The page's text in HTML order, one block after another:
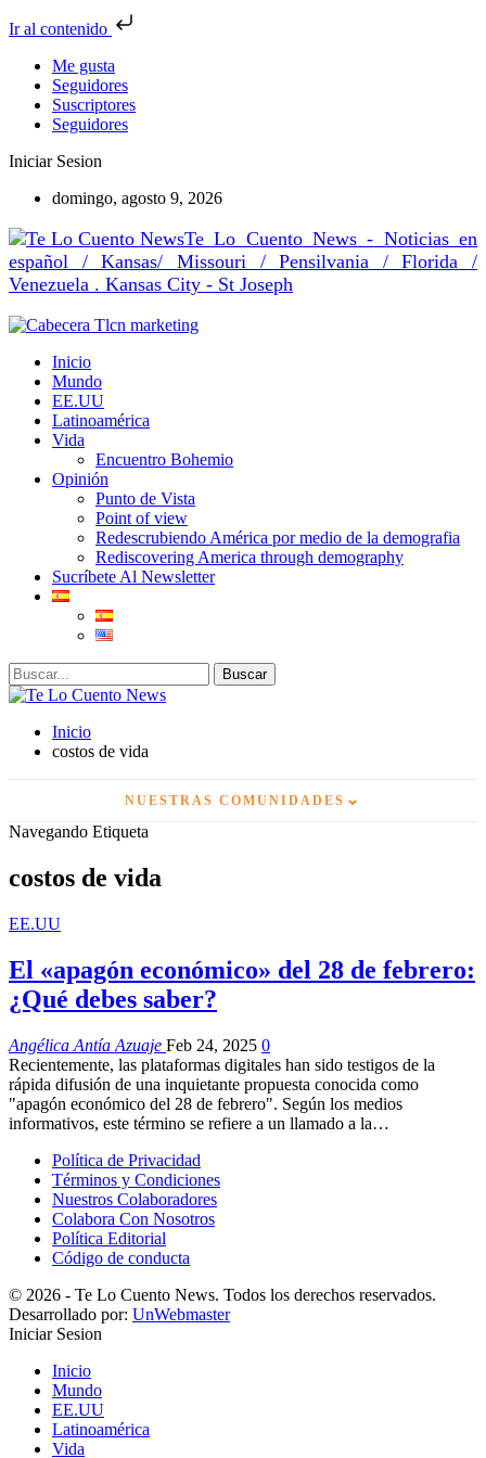
Ir al contenido
Me gusta
Seguidores
Suscriptores
Seguidores
Iniciar Sesion
domingo, agosto 9, 2026
Te Lo Cuento News - Noticias en
español / Kansas/ Missouri / Pensilvania / Florida /
Venezuela . Kansas City - St Joseph
Inicio
Mundo
EE.UU
Latinoamérica
Vida
Encuentro Bohemio
Opinión
Punto de Vista
Point of view
Redescrubiendo América por medio de la demografia
Rediscovering America through demography
Sucríbete Al Newsletter
Inicio
costos de vida
NUESTRAS COMUNIDADES ⌄
Navegando Etiqueta
costos de vida
EE.UU
El «apagón económico» del 28 de febrero:
¿Qué debes saber?
Angélica Antía Azuaje Feb 24, 2025 0
Recientemente, las plataformas digitales han sido testigos de la
rápida difusión de una inquietante propuesta conocida como
"apagón económico del 28 de febrero". Según los medios
informativos, este término se refiere a un llamado a la…
Política de Privacidad
Términos y Condiciones
Nuestros Colaboradores
Colabora Con Nosotros
Política Editorial
Código de conducta
© 2026 - Te Lo Cuento News. Todos los derechos reservados.
Desarrollado por: UnWebmaster
Iniciar Sesion
Inicio
Mundo
EE.UU
Latinoamérica
Vida